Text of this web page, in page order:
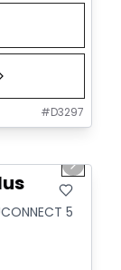
#D3297
Next
5